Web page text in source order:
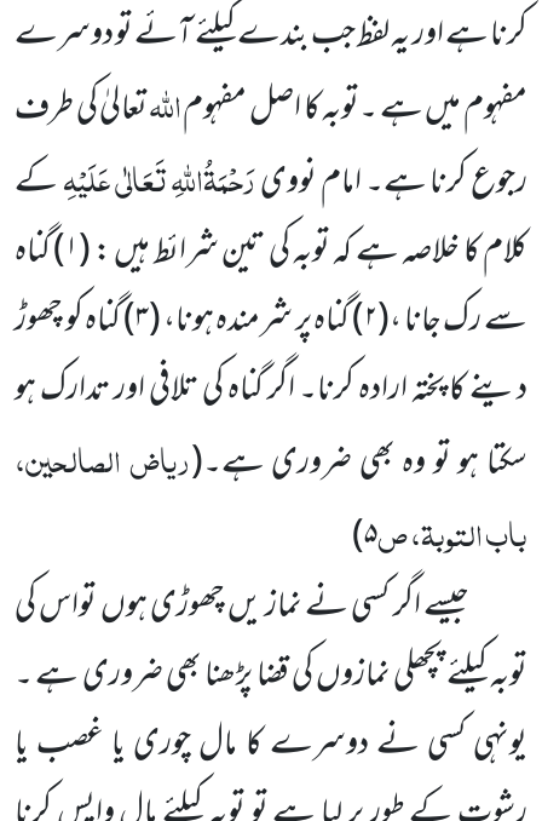
کرنا ہے اور یہ لفظ جب بندے کیلئے آئے تو دوسرے
مفہوم میں ہے ۔توبہ کا اصل مفہوماللہتعالیٰ کی طرف
رجوع کرنا ہے۔ امام نوویرَحْمَۃُاللہِ تَعَالٰی عَلَیْہِکے
کلام کا خلاصہ ہے کہ توبہ کی تین شرائط ہیں : ( ۱) گناہ
سے رک جانا ،(۲) گناہ پر شرمندہ ہونا، (۳) گناہ کو چھوڑ
دینے کا پختہ ارادہ کرنا۔ اگر گناہ کی تلافی اور تدارک ہو
سکتا ہو تو وہ بھی ضروری ہے۔(ریاض الصالحین،
باب التوبۃ، ص۵)
جیسے اگر کسی نے نماز یں چھوڑی ہوں تواس کی
توبہ کیلئے پچھلی نمازوں کی قضا پڑھنا بھی ضروری ہے ۔
یونہی کسی نے دوسرے کا مال چوری یا غصب یا